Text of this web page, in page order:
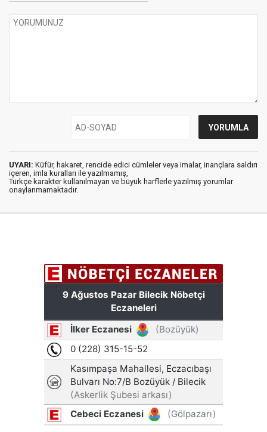
UYARI: Küfür, hakaret, rencide edici cümleler veya imalar, inançlara saldırı
içeren, imla kuralları ile yazılmamış,
Türkçe karakter kullanılmayan ve büyük harflerle yazılmış yorumlar
onaylanmamaktadır.